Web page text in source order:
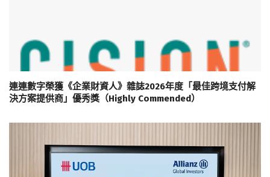
連連數字榮獲《企業財資人》雜誌2026年度「最佳跨境支付解
決方案提供商」優秀獎（Highly Commended）